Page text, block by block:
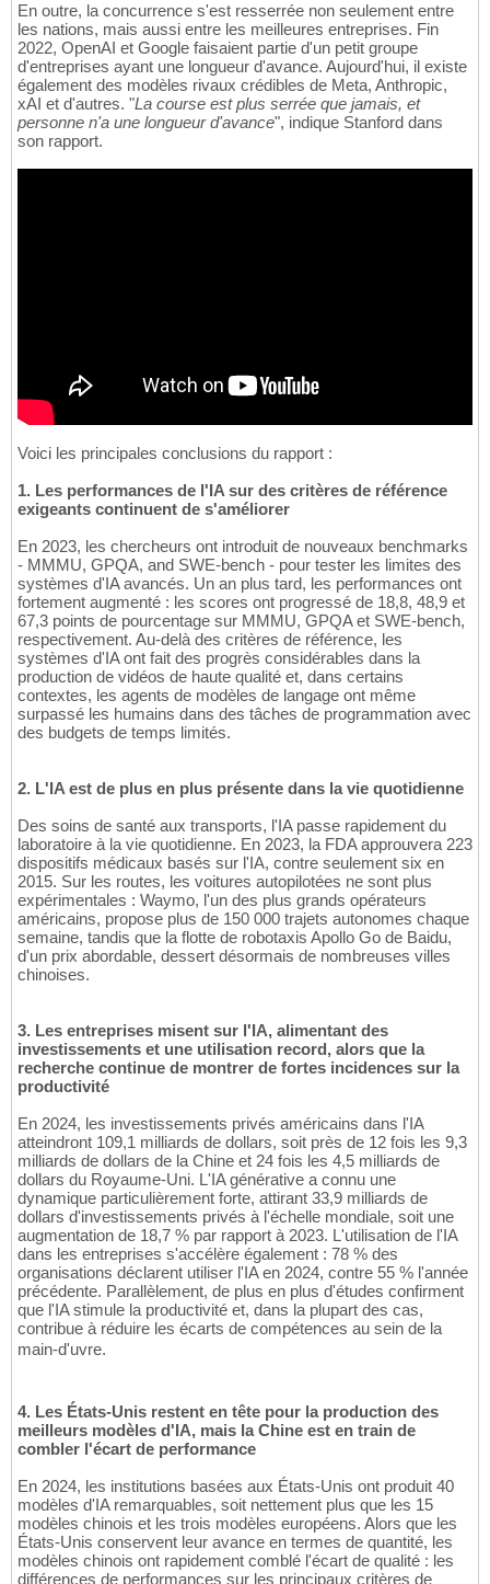
En outre, la concurrence s'est resserrée non seulement entre
les nations, mais aussi entre les meilleures entreprises. Fin
2022, OpenAI et Google faisaient partie d'un petit groupe
d'entreprises ayant une longueur d'avance. Aujourd'hui, il existe
également des modèles rivaux crédibles de Meta, Anthropic,
xAI et d'autres. "La course est plus serrée que jamais, et
personne n'a une longueur d'avance", indique Stanford dans
son rapport.
Voici les principales conclusions du rapport :
1. Les performances de l'IA sur des critères de référence
exigeants continuent de s'améliorer
En 2023, les chercheurs ont introduit de nouveaux benchmarks
- MMMU, GPQA, and SWE-bench - pour tester les limites des
systèmes d'IA avancés. Un an plus tard, les performances ont
fortement augmenté : les scores ont progressé de 18,8, 48,9 et
67,3 points de pourcentage sur MMMU, GPQA et SWE-bench,
respectivement. Au-delà des critères de référence, les
systèmes d'IA ont fait des progrès considérables dans la
production de vidéos de haute qualité et, dans certains
contextes, les agents de modèles de langage ont même
surpassé les humains dans des tâches de programmation avec
des budgets de temps limités.
2. L'IA est de plus en plus présente dans la vie quotidienne
Des soins de santé aux transports, l'IA passe rapidement du
laboratoire à la vie quotidienne. En 2023, la FDA approuvera 223
dispositifs médicaux basés sur l'IA, contre seulement six en
2015. Sur les routes, les voitures autopilotées ne sont plus
expérimentales : Waymo, l'un des plus grands opérateurs
américains, propose plus de 150 000 trajets autonomes chaque
semaine, tandis que la flotte de robotaxis Apollo Go de Baidu,
d'un prix abordable, dessert désormais de nombreuses villes
chinoises.
3. Les entreprises misent sur l'IA, alimentant des
investissements et une utilisation record, alors que la
recherche continue de montrer de fortes incidences sur la
productivité
En 2024, les investissements privés américains dans l'IA
atteindront 109,1 milliards de dollars, soit près de 12 fois les 9,3
milliards de dollars de la Chine et 24 fois les 4,5 milliards de
dollars du Royaume-Uni. L'IA générative a connu une
dynamique particulièrement forte, attirant 33,9 milliards de
dollars d'investissements privés à l'échelle mondiale, soit une
augmentation de 18,7 % par rapport à 2023. L'utilisation de l'IA
dans les entreprises s'accélère également : 78 % des
organisations déclarent utiliser l'IA en 2024, contre 55 % l'année
précédente. Parallèlement, de plus en plus d'études confirment
que l'IA stimule la productivité et, dans la plupart des cas,
contribue à réduire les écarts de compétences au sein de la
main-d'uvre.
4. Les États-Unis restent en tête pour la production des
meilleurs modèles d'IA, mais la Chine est en train de
combler l'écart de performance
En 2024, les institutions basées aux États-Unis ont produit 40
modèles d'IA remarquables, soit nettement plus que les 15
modèles chinois et les trois modèles européens. Alors que les
États-Unis conservent leur avance en termes de quantité, les
modèles chinois ont rapidement comblé l'écart de qualité : les
différences de performances sur les principaux critères de